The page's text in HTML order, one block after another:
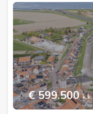
€ 599.500k.k.